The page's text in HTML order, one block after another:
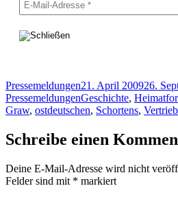
Autor
PressemeldungenVeröffentlicht
am
21. April 200926.
PressemeldungenSchlagwörter
Geschichte,
Graw, ostdeutschen, Schortens,
Schreibe einen
Deine E-Mail-Adresse wird nicht
Felder sind mit * markiert